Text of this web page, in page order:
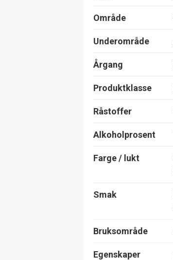
Område
Underområde
Årgang
Produktklasse
Råstoffer
Alkoholprosent
Farge / lukt
Smak
Bruksområde
Egenskaper